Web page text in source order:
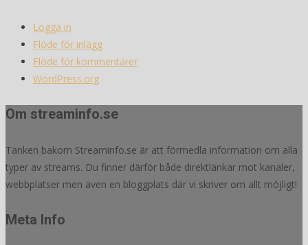
Logga in
Flöde för inlägg
Flöde för kommentarer
WordPress.org
Om streaminfo.se
Tanken bakom Streaminfo.se är att förmedla information om alla
typer av streams. Du finner därför både direktlänkar mot kanaler,
webbplatser men även en bloggplats där vi skriver om allt möjligt!
Meta Info